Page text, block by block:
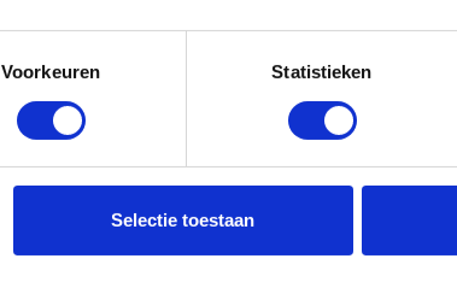
Voorkeuren Statistieken
Selectie toestaan
Bang & Olufsen, 2 luidsprekers
-
Hoofdtelefoon / Microfoon combo